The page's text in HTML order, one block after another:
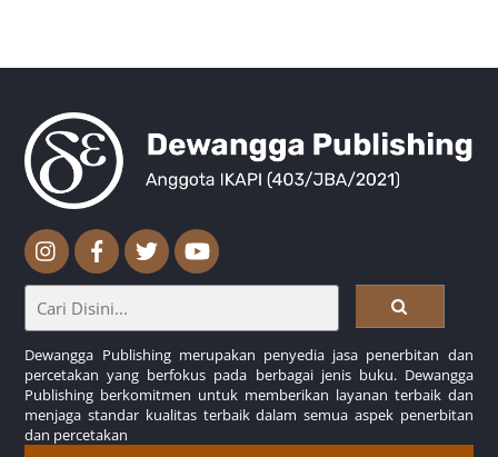
Dewangga Publishing merupakan penyedia jasa penerbitan dan
percetakan yang berfokus pada berbagai jenis buku. Dewangga
Publishing berkomitmen untuk memberikan layanan terbaik dan
menjaga standar kualitas terbaik dalam semua aspek penerbitan
dan percetakan